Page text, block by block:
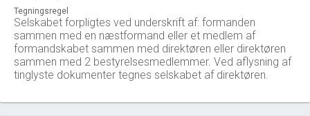
Tegningsregel
Selskabet forpligtes ved underskrift af: formanden
sammen med en næstformand eller et medlem af
formandskabet sammen med direktøren eller direktøren
sammen med 2 bestyrelsesmedlemmer. Ved aflysning af
tinglyste dokumenter tegnes selskabet af direktøren.